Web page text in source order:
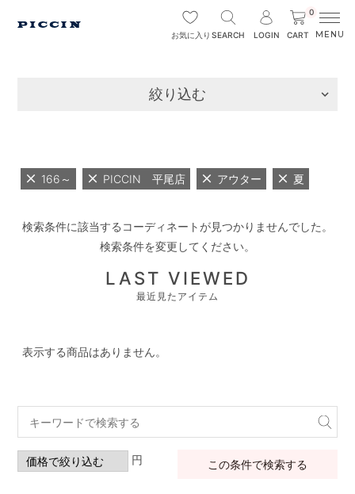
お気に入り SEARCH LOGIN
0
CART
絞り込む
166～ PICCIN 平尾店 アウター 夏
検索条件に該当するコーディネートが見つかりませんでした。
検索条件を変更してください。
LAST VIEWED
最近見たアイテム
表示する商品はありません。
円 この条件で検索する